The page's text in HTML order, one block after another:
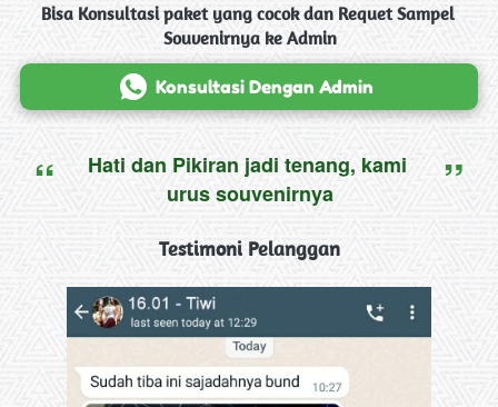
Bisa Konsultasi paket yang cocok dan Requet Sampel
Souvenirnya ke Admin
` Konsultasi Dengan Admin
“
Hati dan Pikiran jadi tenang, kami
urus souvenirnya
”
Testimoni Pelanggan